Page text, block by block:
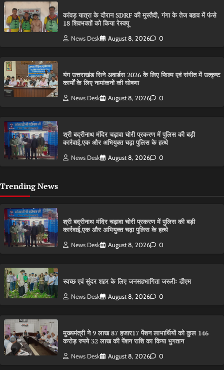
कांवड़ यात्रा के दौरान SDRF की मुस्तैदी, गंगा के तेज बहाव में फंसे
18 शिवभक्तों को किया रेस्क्यू
News Desk August 8, 2026 0
यंग उत्तराखंड सिने अवार्डस 2026 के लिए फिल्म एवं संगीत में उत्कृष्ट
कार्यों के लिए नामांकनों की घोषणा
News Desk August 8, 2026 0
श्री बद्रीनाथ मंदिर चढ़ावा चोरी प्रकरण में पुलिस की बड़ी
कार्रवाई,एक और अभियुक्त चढ़ा पुलिस के हत्थे
News Desk August 8, 2026 0
Trending News
श्री बद्रीनाथ मंदिर चढ़ावा चोरी प्रकरण में पुलिस की बड़ी
कार्रवाई,एक और अभियुक्त चढ़ा पुलिस के हत्थे
News Desk August 8, 2026 0
स्वच्छ एवं सुंदर शहर के लिए जनसहभागिता जरूरीः डीएम
News Desk August 8, 2026 0
मुख्यमंत्री ने 9 लाख 87 हजार17 पेंशन लाभार्थियों को कुल 146
करोड़ रुपये 32 लाख की पेंशन राशि का किया भुगतान
News Desk August 8, 2026 0